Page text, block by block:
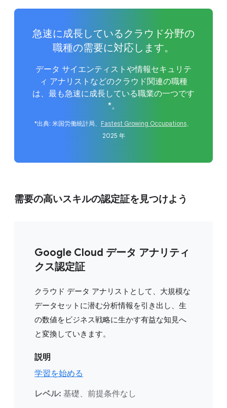
急速に成長しているクラウド分野の
職種の需要に対応します。
データ サイエンティストや情報セキュリテ
ィ アナリストなどのクラウド関連の職種
は、最も急速に成長している職業の一つです
*。
*出典: 米国労働統計局、 Fastest Growing Occupations
2025 年
需要の高いスキルの認定証を見つけよう
Google Cloud データ アナリティ
クス認定証
クラウド データ アナリストとして、大規模な
データセットに潜む分析情報を引き出し、生
の数値をビジネス戦略に生かす有益な知見へ
と変換していきます。
説明
学習を始める
レベル: 基礎、前提条件なし